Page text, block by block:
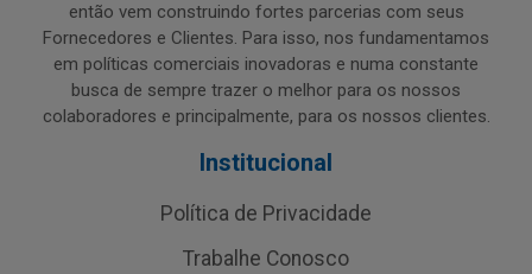
então vem construindo fortes parcerias com seus
Fornecedores e Clientes. Para isso, nos fundamentamos
em políticas comerciais inovadoras e numa constante
busca de sempre trazer o melhor para os nossos
colaboradores e principalmente, para os nossos clientes.
Institucional
Política de Privacidade
Trabalhe Conosco